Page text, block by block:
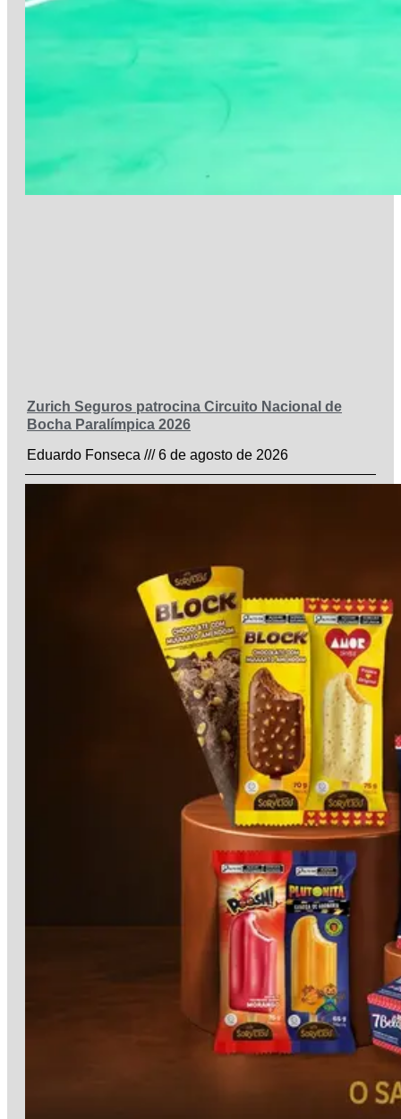
Zurich Seguros patrocina Circuito Nacional de
Bocha Paralímpica 2026
Eduardo Fonseca
6 de agosto de 2026